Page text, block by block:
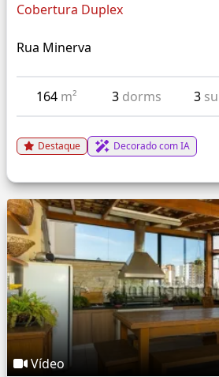
Cobertura Duplex
Rua Minerva
164 m² 3 dorms 3
Destaque Decorado com IA
Vídeo